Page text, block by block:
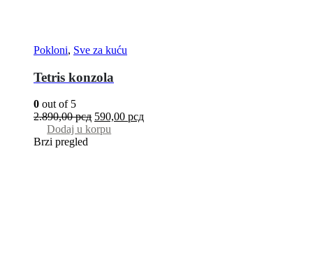
Pokloni, Sve za kuću
Tetris konzola
0 out of 5
2.890,00рсд 590,00 рсд
Dodaj u korpu
Brzi pregled